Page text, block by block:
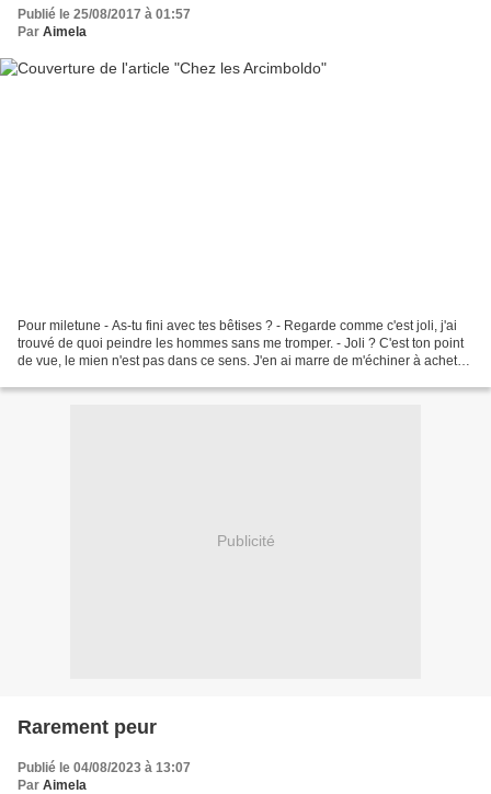
Publié le 25/08/2017 à 01:57
Par Aimela
Pour miletune - As-tu fini avec tes bêtises ? - Regarde comme c'est joli, j'ai
trouvé de quoi peindre les hommes sans me tromper. - Joli ? C'est ton point
de vue, le mien n'est pas dans ce sens. J'en ai marre de m'échiner à acheter
Publicité
Rarement peur
Publié le 04/08/2023 à 13:07
Par Aimela